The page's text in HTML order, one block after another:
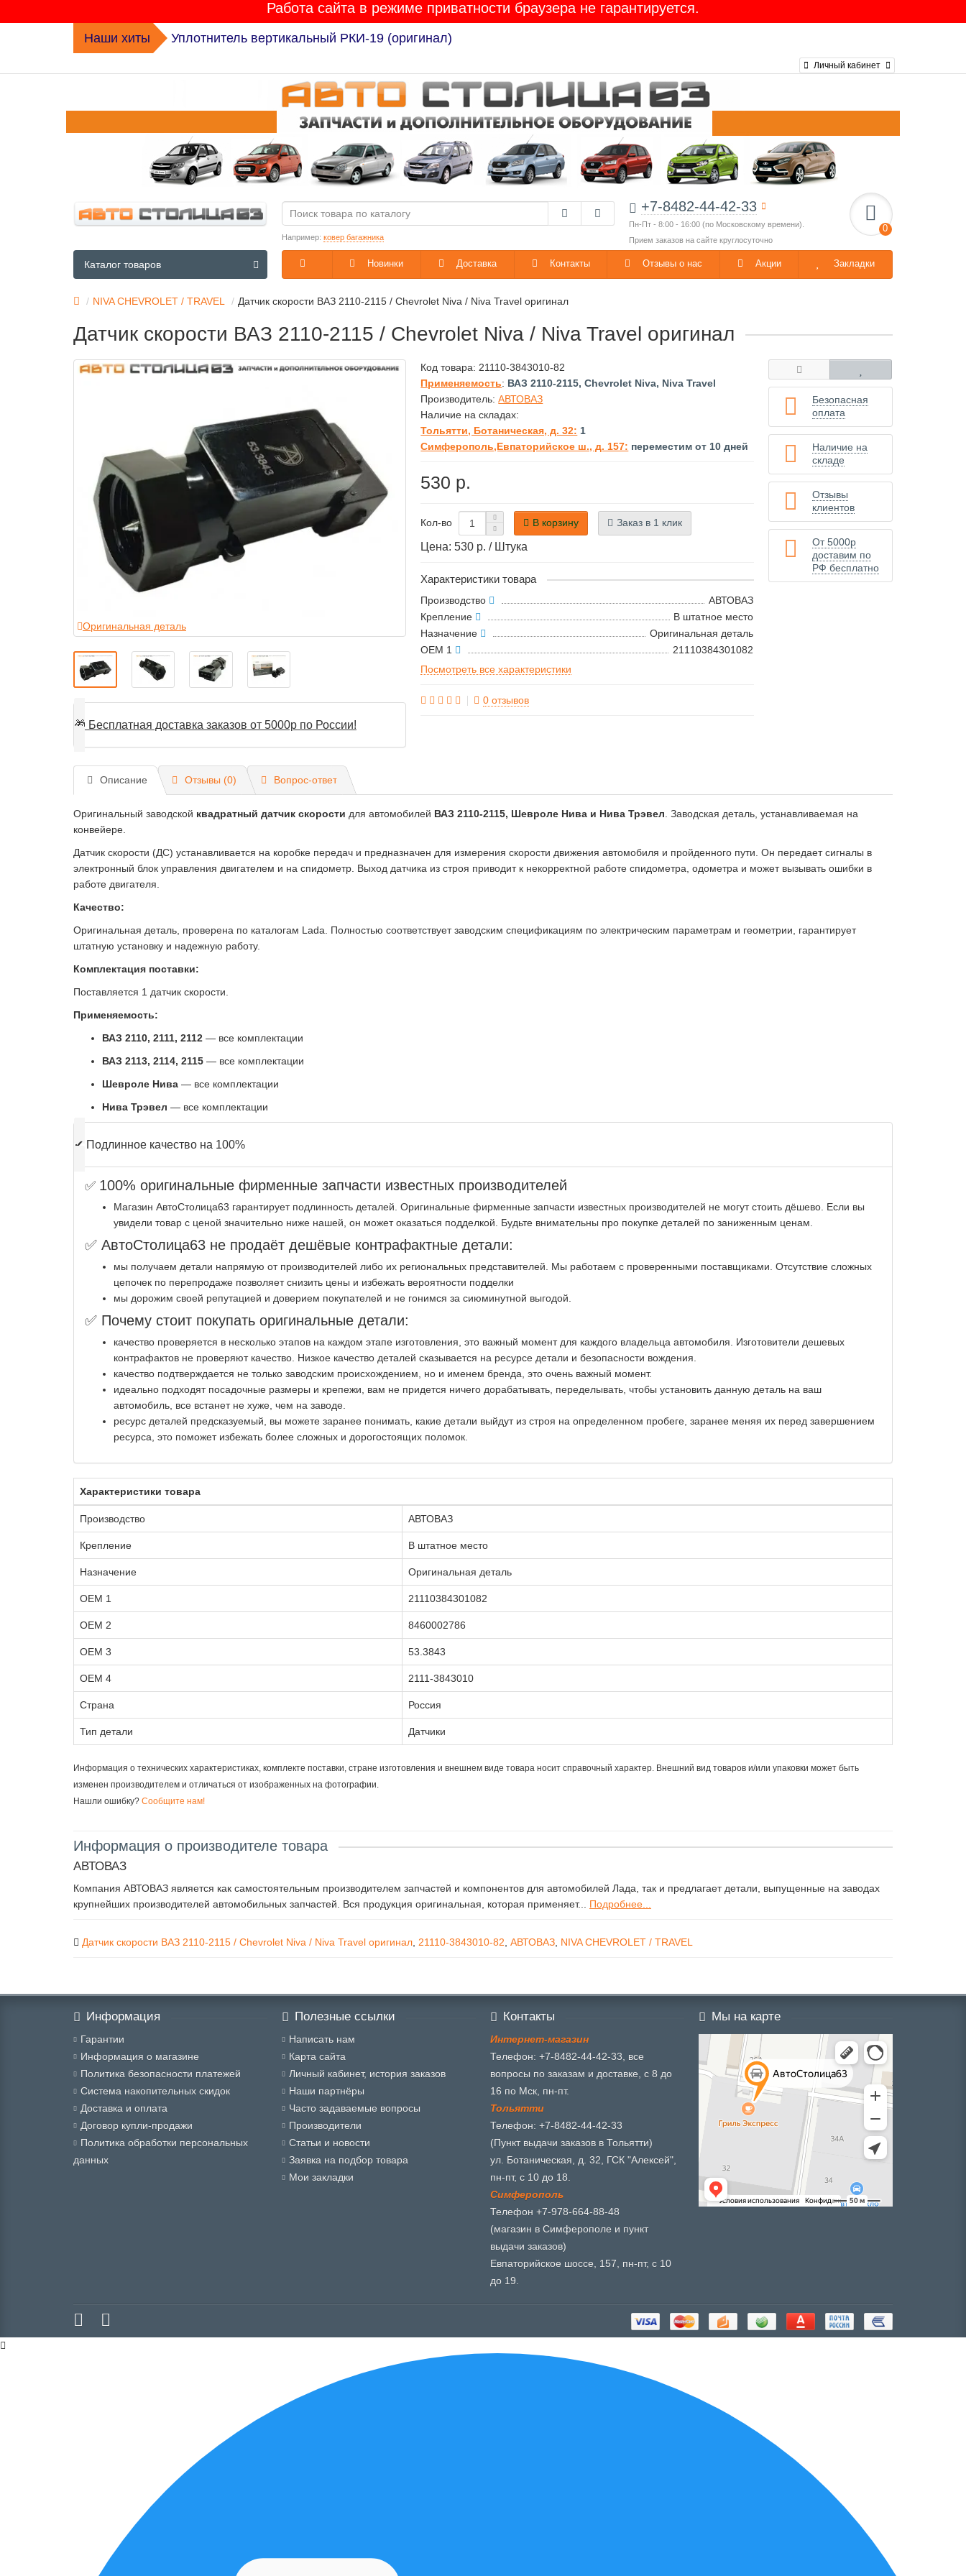
Работа сайта в режиме приватности браузера не гарантируется.
Наши хиты Комплект ГРМ K015631XS Лада Гранта / Калина-2 / Приора / Веста / XRAY / Ларгус 16-клап. GATES
Личный кабинет
+7-8482-44-42-33
Пн-Пт - 8:00 - 16:00 (по Московскому времени).
Прием заказов на сайте круглосуточно
0
Например: ковер багажника
Новинки Доставка Контакты Отзывы о нас Акции Закладки
Каталог товаров
NIVA CHEVROLET / TRAVEL Датчик скорости ВАЗ 2110-2115 / Chevrolet Niva / Niva Travel оригинал
Датчик скорости ВАЗ 2110-2115 / Chevrolet Niva / Niva Travel оригинал
Оригинальная деталь
🎁 Бесплатная доставка заказов от 5000р по России!
Код товара: 21110-3843010-82
Применяемость: ВАЗ 2110-2115, Chevrolet Niva, Niva Travel
Производитель:АВТОВАЗ
Наличие на складах:
Тольятти, Ботаническая, д. 32: 1
Симферополь,Евпаторийское ш., д. 157: переместим от 10 дней
530 р.
Кол-во В корзину Заказ в 1 клик
Цена: 530 р. / Штука
Характеристики товара
Производство
АВТОВАЗ
Крепление
В штатное место
Назначение
Оригинальная деталь
OEM 1
21110384301082
Посмотреть все характеристики
0 отзывов
Безопасная
оплата
Наличие на
складе
Отзывы
клиентов
От 5000р
доставим по
РФ бесплатно
Описание Отзывы (0) Вопрос-ответ
Оригинальный заводской квадратный датчик скорости для автомобилей ВАЗ 2110-2115, Шевроле Нива и Нива Трэвел. Заводская деталь, устанавливаемая на
конвейере.
Датчик скорости (ДС) устанавливается на коробке передач и предназначен для измерения скорости движения автомобиля и пройденного пути. Он передает сигналы в
электронный блок управления двигателем и на спидометр. Выход датчика из строя приводит к некорректной работе спидометра, одометра и может вызывать ошибки в
работе двигателя.
Качество:
Оригинальная деталь, проверена по каталогам Lada. Полностью соответствует заводским спецификациям по электрическим параметрам и геометрии, гарантирует
штатную установку и надежную работу.
Комплектация поставки:
Поставляется 1 датчик скорости.
Применяемость:
ВАЗ 2110, 2111, 2112 — все комплектации
ВАЗ 2113, 2114, 2115 — все комплектации
Шевроле Нива — все комплектации
Нива Трэвел — все комплектации
✔ Подлинное качество на 100%
✅ 100% оригинальные фирменные запчасти известных производителей
Магазин АвтоСтолица63 гарантирует подлинность деталей. Оригинальные фирменные запчасти известных производителей не могут стоить дёшево. Если вы
увидели товар с ценой значительно ниже нашей, он может оказаться подделкой. Будьте внимательны про покупке деталей по заниженным ценам.
✅ АвтоСтолица63 не продаёт дешёвые контрафактные детали:
мы получаем детали напрямую от производителей либо их региональных представителей. Мы работаем с проверенными поставщиками. Отсутствие сложных
цепочек по перепродаже позволяет снизить цены и избежать вероятности подделки
мы дорожим своей репутацией и доверием покупателей и не гонимся за сиюминутной выгодой.
✅ Почему стоит покупать оригинальные детали:
качество проверяется в несколько этапов на каждом этапе изготовления, это важный момент для каждого владельца автомобиля. Изготовители дешевых
контрафактов не проверяют качество. Низкое качество деталей сказывается на ресурсе детали и безопасности вождения.
качество подтверждается не только заводским происхождением, но и именем бренда, это очень важный момент.
идеально подходят посадочные размеры и крепежи, вам не придется ничего дорабатывать, переделывать, чтобы установить данную деталь на ваш
автомобиль, все встанет не хуже, чем на заводе.
ресурс деталей предсказуемый, вы можете заранее понимать, какие детали выйдут из строя на определенном пробеге, заранее меняя их перед завершением
ресурса, это поможет избежать более сложных и дорогостоящих поломок.
Характеристики товара
Производство АВТОВАЗ
Крепление В штатное место
Назначение Оригинальная деталь
OEM 1 21110384301082
OEM 2 8460002786
OEM 3 53.3843
OEM 4 2111-3843010
Страна Россия
Тип детали Датчики
Информация о технических характеристиках, комплекте поставки, стране изготовления и внешнем виде товара носит справочный характер. Внешний вид товаров и/или упаковки может быть
изменен производителем и отличаться от изображенных на фотографии.
Нашли ошибку? Сообщите нам!
Информация о производителе товара
АВТОВАЗ
Компания АВТОВАЗ является как самостоятельным производителем запчастей и компонентов для автомобилей Лада, так и предлагает детали, выпущенные на заводах
крупнейших производителей автомобильных запчастей. Вся продукция оригинальная, которая применяет... Подробнее...
Датчик скорости ВАЗ 2110-2115 / Chevrolet Niva / Niva Travel оригинал, 21110-3843010-82, АВТОВАЗ, NIVA CHEVROLET / TRAVEL
Информация
Гарантии
Информация о магазине
Политика безопасности платежей
Система накопительных скидок
Доставка и оплата
Договор купли-продажи
Политика обработки персональных
данных
Полезные ссылки
Написать нам
Карта сайта
Личный кабинет, история заказов
Наши партнёры
Часто задаваемые вопросы
Производители
Статьи и новости
Заявка на подбор товара
Мои закладки
Контакты
Интернет-магазин
Телефон: +7-8482-44-42-33, все
вопросы по заказам и доставке, с 8 до
16 по Мск, пн-пт.
Тольятти
Телефон: +7-8482-44-42-33
(Пункт выдачи заказов в Тольятти)
ул. Ботаническая, д. 32, ГСК "Алексей",
пн-пт, с 10 до 18.
Симферополь
Телефон +7-978-664-88-48
(магазин в Симферополе и пункт
выдачи заказов)
Евпаторийское шоссе, 157, пн-пт, с 10
до 19.
Мы на карте